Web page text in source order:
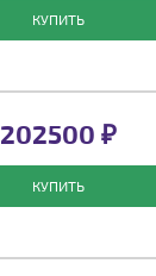
КУПИТЬ
202500 ₽
КУПИТЬ